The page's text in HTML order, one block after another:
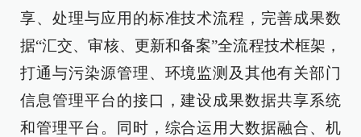
享、处理与应用的标准技术流程，完善成果数
据“汇交、审核、更新和备案”全流程技术框架，
打通与污染源管理、环境监测及其他有关部门
信息管理平台的接口，建设成果数据共享系统
和管理平台。同时，综合运用大数据融合、机